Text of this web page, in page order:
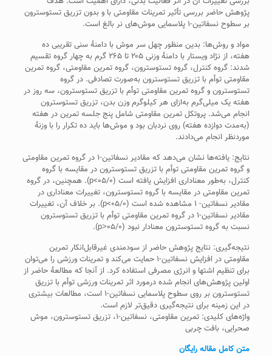
پژوهش حاضر بررسی تأثیر تمرینات مقاومتی با و بدون تزریق ‌تستوسترون
‌بر سطوح ‌نسفاتین-۱ پلاسمایی موش‌های ‌نر بالغ است.
مواد و روش‌ها: بدین منظور چهل سر موش با دامنۀ سنی تقریبی ده
هفته، از نژاد ویستار با دامنۀ وزنی ۲۰۵ تا ۲۶۵ گرم به چهار گروه تقسیم
شدند: گروه کنترل، گروه تستوسترون، گروه تمرین مقاومتی، گروه تمرین
مقاومتی توأم با تزریق تستوسترون به‌صورت تصادفی. در گروه
تستوسترون و گروه تمرین مقاومتی توأم با تزریق تستوسترون، سه روز در
هفته یک میلی‌گرم به‌ازای هر کیلوگرم وزن بدن، تزریق تستوسترون
انجام می‌شد. پروتکل تمرین مقاومتی شامل پنج جلسه تمرین در هفته
(به‌مدت دوازده هفته) روی نردبان بود و موش‌ها باید ده تکرار را با وزنۀ
موردنظر انجام می‌دادند.
نتایج: یافته‌ها ‌نشان می‌دهد که‌ مقادیر نسفاتین-۱ در گروه ‌تمرین مقاومتی
‌و گروه تمرین مقاومتی توأم با تزریق تستوسترون ‌در مقایسه‌ با گروه
‌کنترل، ‌به‌‌طور‌ معنا‌داری ‌افزایش‌ یافته است (۰۵/۰>p). همچنین، ‌در گروه‌
تمرین‌ مقاومتی ‌در مقایسه ‌با گروه ‌تستوسترون، تغییرات معنا‌داری ‌در
مقادیر نسفاتین- ۱ مشاهده ‌شده است (۰۵/۰>p). بر خلاف آن، تغییرات
مقادیر نسفاتین-۱ در گروه تمرین‌ مقاومتی توأم با تزریق تستوسترون
نسبت به گروه تستوسترون معنادار نبود (۰۵/۰˃p).
نتیجه‌گیری: نتایج پژوهش حاضر از سودمندی غیرقابل‌‌انکار تمرین
مقاومتی در افزایش نسفاتین-۱ حمایت می‌کند و تمرینات ورزشی را می‌توان
برای تنظیم اشتها و انرژی مصرفی استفاده کرد. از آنجا که مطالعۀ حاضر از
اولین پژوهش‌های انجام ‌شده درمورد اثر تمرینات ورزشی توأم با تزریق
تستوسترون بر روی سطوح پلاسمایی نسفاتین-۱ است، مطالعات بیشتری
در این زمینه برای نتیجه‌گیری دقیق‌تر لازم است.
واژه‌های کلیدی: تمرین مقاومتی، نسفاتین-۱، تزریق تستوسترون، موش
صحرایی، بافت چربی
متن کامل مقاله رایگان